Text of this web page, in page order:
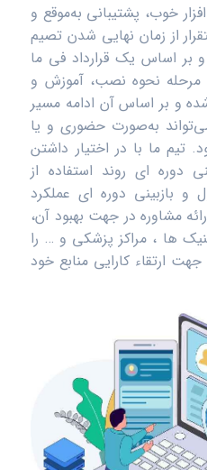
خوب، پشتیبانی به‌موقع و
از زمان نهایی شدن تصیم
بر اساس یک قرارداد فی ما
نحوه نصب، آموزش و
و بر اساس آن ادامه مسیر
به‌صورت حضوری و یا
تیم ما با در اختیار داشتن
دوره ای روند استفاده از
دوره ای عملکرد
مشاوره در جهت بهبود آن،
ها ، مراکز پزشکی و … را
ارتقاء کارایی منابع خود